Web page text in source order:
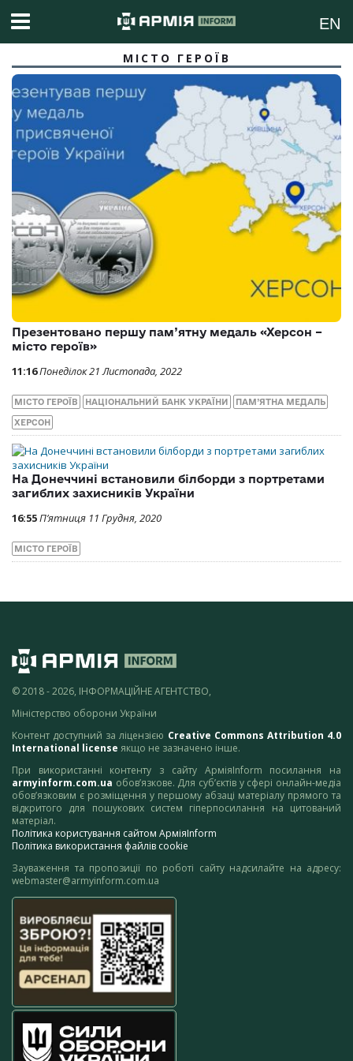
EN
МІСТО ГЕРОЇВ
Презентовано першу пам’ятну медаль «Херсон –
місто героїв»
11:16Понеділок 21 Листопада, 2022
МІСТО ГЕРОЇВ НАЦІОНАЛЬНИЙ БАНК УКРАЇНИ ПАМ’ЯТНА МЕДАЛЬ
ХЕРСОН
На Донеччині встановили білборди з портретами
загиблих захисників України
16:55П’ятниця 11 Грудня, 2020
МІСТО ГЕРОЇВ
© 2018 - 2026, ІНФОРМАЦІЙНЕ АГЕНТСТВО,
Міністерство оборони України
Контент доступний за ліцензією Creative Commons Attribution 4.0
International license якщо не зазначено інше.
При використанні контенту з сайту АрміяInform посилання на
armyinform.com.ua обов’язкове. Для суб’єктів у сфері онлайн-медіа
обов’язковим є розміщення у першому абзаці матеріалу прямого та
відкритого для пошукових систем гіперпосилання на цитований
матеріал.
Політика користування сайтом АрміяInform
Політика використання файлів cookie
Зауваження та пропозиції по роботі сайту надсилайте на адресу:
webmaster@armyinform.com.ua